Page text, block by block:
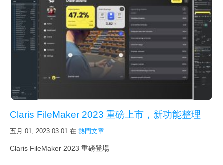
熱門文章
搜尋
公告
保固與售後服務
支援
連絡
合作
訂閱
Claris FileMaker 2023 重磅上市，新功能整理
五月 01, 2023 03:01 在 熱門文章
Claris FileMaker 2023 重磅登場